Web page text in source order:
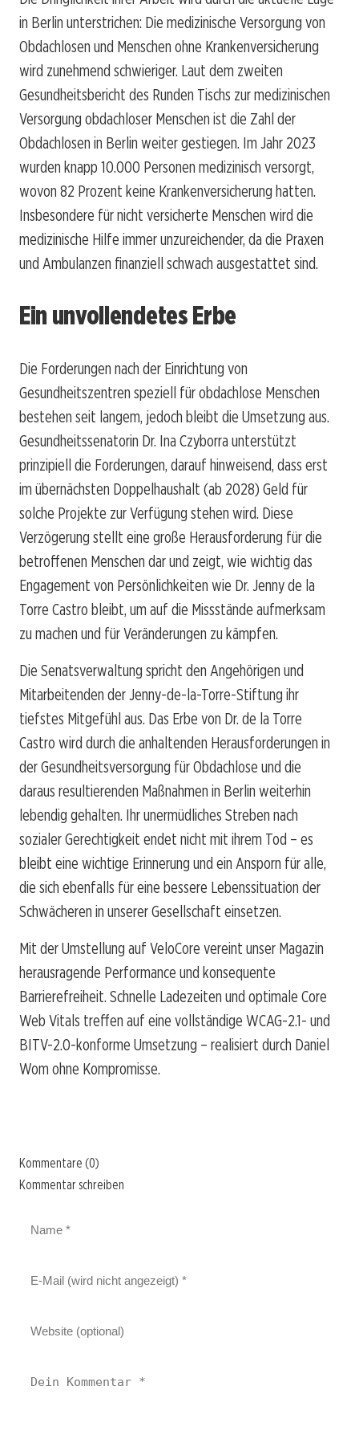
in Berlin unterstrichen: Die medizinische Versorgung von
Obdachlosen und Menschen ohne Krankenversicherung
wird zunehmend schwieriger. Laut dem zweiten
Gesundheitsbericht des Runden Tischs zur medizinischen
Versorgung obdachloser Menschen ist die Zahl der
Obdachlosen in Berlin weiter gestiegen. Im Jahr 2023
wurden knapp 10.000 Personen medizinisch versorgt,
wovon 82 Prozent keine Krankenversicherung hatten.
Insbesondere für nicht versicherte Menschen wird die
medizinische Hilfe immer unzureichender, da die Praxen
und Ambulanzen finanziell schwach ausgestattet sind.
Ein unvollendetes Erbe
Die Forderungen nach der Einrichtung von
Gesundheitszentren speziell für obdachlose Menschen
bestehen seit langem, jedoch bleibt die Umsetzung aus.
Gesundheitssenatorin Dr. Ina Czyborra unterstützt
prinzipiell die Forderungen, darauf hinweisend, dass erst
im übernächsten Doppelhaushalt (ab 2028) Geld für
solche Projekte zur Verfügung stehen wird. Diese
Verzögerung stellt eine große Herausforderung für die
betroffenen Menschen dar und zeigt, wie wichtig das
Engagement von Persönlichkeiten wie Dr. Jenny de la
Torre Castro bleibt, um auf die Missstände aufmerksam
zu machen und für Veränderungen zu kämpfen.
Die Senatsverwaltung spricht den Angehörigen und
Mitarbeitenden der Jenny-de-la-Torre-Stiftung ihr
tiefstes Mitgefühl aus. Das Erbe von Dr. de la Torre
Castro wird durch die anhaltenden Herausforderungen in
der Gesundheitsversorgung für Obdachlose und die
daraus resultierenden Maßnahmen in Berlin weiterhin
lebendig gehalten. Ihr unermüdliches Streben nach
sozialer Gerechtigkeit endet nicht mit ihrem Tod – es
bleibt eine wichtige Erinnerung und ein Ansporn für alle,
die sich ebenfalls für eine bessere Lebenssituation der
Schwächeren in unserer Gesellschaft einsetzen.
Mit der Umstellung auf VeloCore vereint unser Magazin
herausragende Performance und konsequente
Barrierefreiheit. Schnelle Ladezeiten und optimale Core
Web Vitals treffen auf eine vollständige WCAG-2.1- und
BITV-2.0-konforme Umsetzung – realisiert durch Daniel
Wom ohne Kompromisse.
Kommentare (0)
Kommentar schreiben